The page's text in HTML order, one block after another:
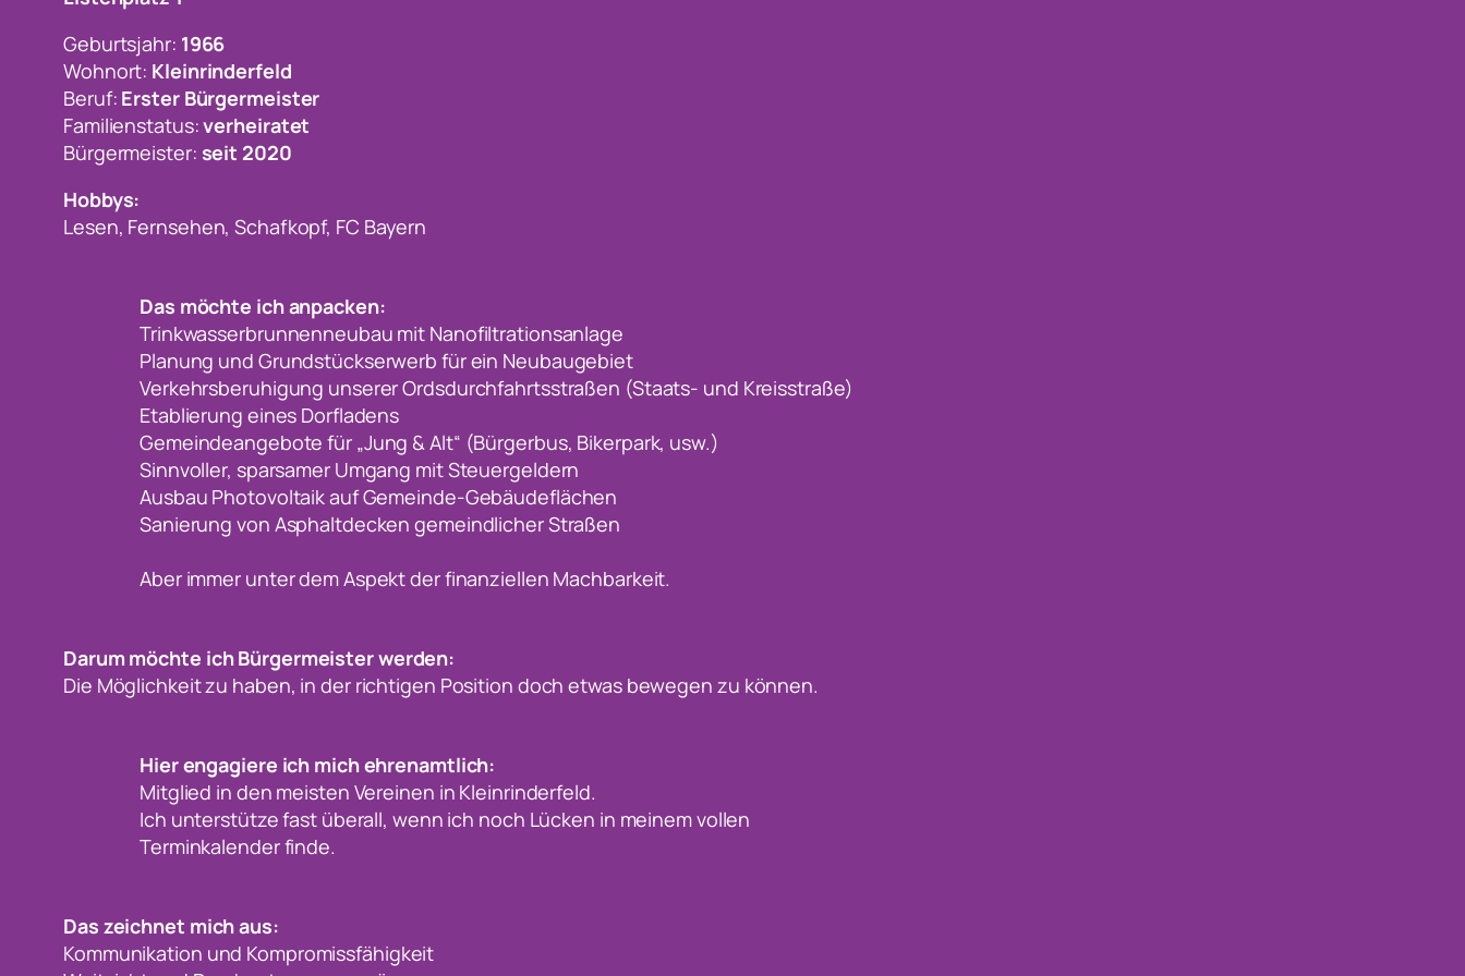
Geburtsjahr: 1966
Wohnort: Kleinrinderfeld
Beruf: Erster Bürgermeister
Familienstatus:verheiratet
Bürgermeister: seit 2020
Hobbys:
Lesen, Fernsehen, Schafkopf, FC Bayern
Das möchte ich anpacken:
Trinkwasserbrunnenneubau mit Nanofiltrationsanlage
Planung und Grundstückserwerb für ein Neubaugebiet
Verkehrsberuhigung unserer Ordsdurchfahrtsstraßen (Staats- und Kreisstraße)
Etablierung eines Dorfladens
Gemeindeangebote für „Jung & Alt“ (Bürgerbus, Bikerpark, usw.)
Sinnvoller, sparsamer Umgang mit Steuergeldern
Ausbau Photovoltaik auf Gemeinde-Gebäudeflächen
Sanierung von Asphaltdecken gemeindlicher Straßen
Aber immer unter dem Aspekt der finanziellen Machbarkeit.
Darum möchte ich Bürgermeister werden:
Die Möglichkeit zu haben, in der richtigen Position doch etwas bewegen zu können.
Hier engagiere ich mich ehrenamtlich:
Mitglied in den meisten Vereinen in Kleinrinderfeld.
Ich unterstütze fast überall, wenn ich noch Lücken in meinem vollen
Terminkalender finde.
Das zeichnet mich aus:
Kommunikation und Kompromissfähigkeit